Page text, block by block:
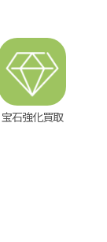
宝石強化買取